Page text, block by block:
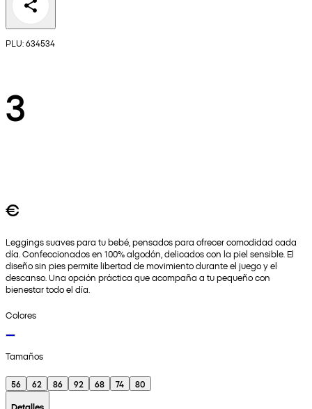
PLU: 634534
3
€
Leggings suaves para tu bebé, pensados para ofrecer comodidad cada
día. Confeccionados en 100% algodón, delicados con la piel sensible. El
diseño sin pies permite libertad de movimiento durante el juego y el
descanso. Una opción práctica que acompaña a tu pequeño con
bienestar todo el día.
Colores
Tamaños
56 62 86 92 68 74
80
Detalles